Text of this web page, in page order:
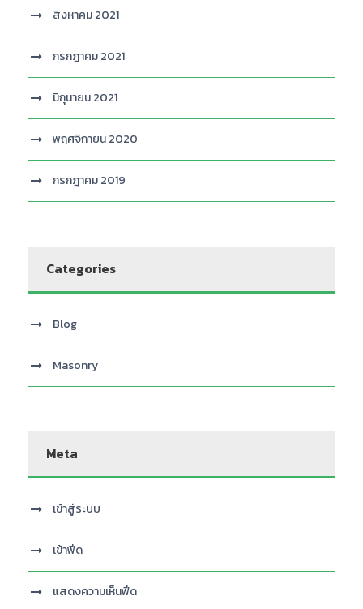
สิงหาคม 2021
กรกฎาคม 2021
มิถุนายน 2021
พฤศจิกายน 2020
กรกฎาคม 2019
Categories
Blog
Masonry
Meta
เข้าสู่ระบบ
เข้าฟีด
แสดงความเห็นฟีด